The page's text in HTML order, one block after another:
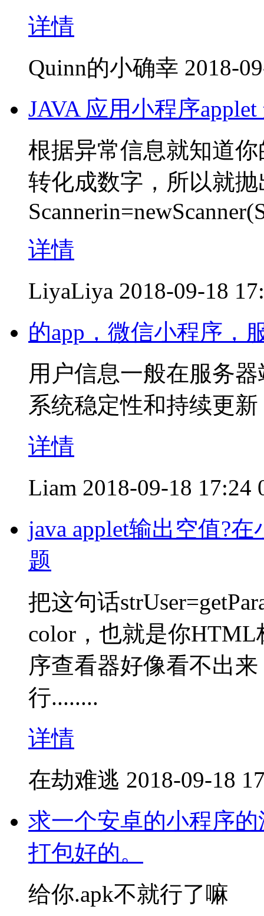
详情
Quinn的小确幸 2018-
JAVA 应用小程序
根据异常信息就知道
转化成数字，所以就
详情
LiyaLiya 2018-09-18
的app，微信小程序，
用户信息一般在服务
系统稳定性和持续更
详情
Liam 2018-09-18 17:24
java applet输出空值?
题
把这句话
color，也就是你HTML
序查看器好像看不出
行........
详情
在劫难逃 2018-09-18
求一个安卓的小程序
打包好的。
给你.apk不就行了嘛